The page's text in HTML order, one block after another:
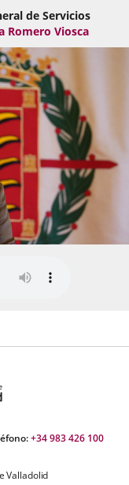
de Servicios
Romero Viosca
+34 983 426 100
Valladolid